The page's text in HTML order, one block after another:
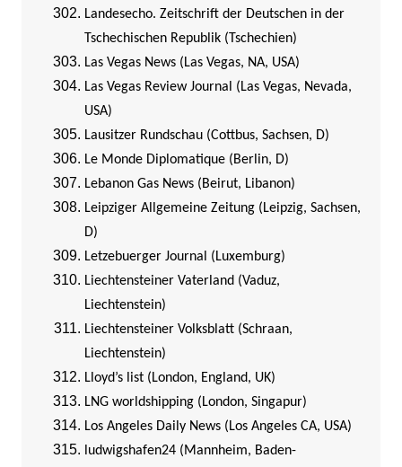
Landesecho. Zeitschrift der Deutschen in der
Tschechischen Republik (Tschechien)
Las Vegas News (Las Vegas, NA, USA)
Las Vegas Review Journal (Las Vegas, Nevada,
USA)
Lausitzer Rundschau (Cottbus, Sachsen, D)
Le Monde Diplomatique (Berlin, D)
Lebanon Gas News (Beirut, Libanon)
Leipziger Allgemeine Zeitung (Leipzig, Sachsen,
D)
Letzebuerger Journal (Luxemburg)
Liechtensteiner Vaterland (Vaduz,
Liechtenstein)
Liechtensteiner Volksblatt (Schraan,
Liechtenstein)
Lloyd’s list (London, England, UK)
LNG worldshipping (London, Singapur)
Los Angeles Daily News (Los Angeles CA, USA)
ludwigshafen24 (Mannheim, Baden-